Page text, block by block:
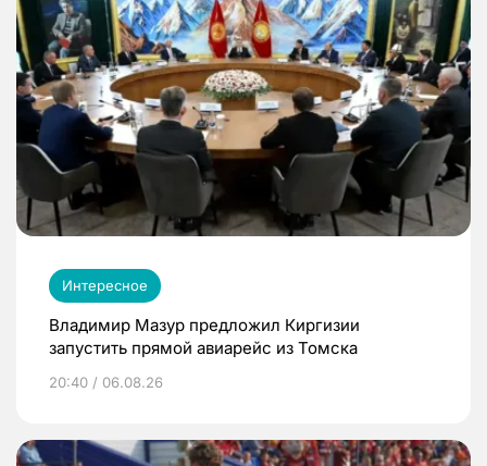
Интересное
Владимир Мазур предложил Киргизии
запустить прямой авиарейс из Томска
20:40 / 06.08.26